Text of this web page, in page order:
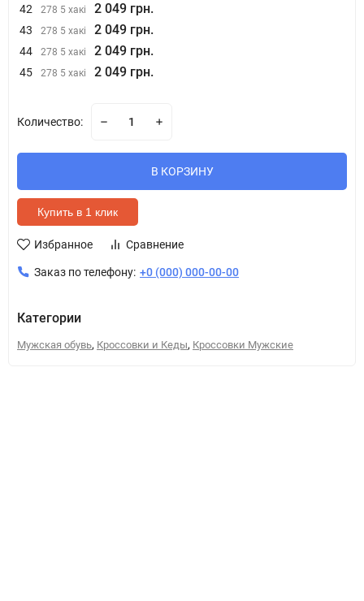
42 278 5 хакі 2 049 грн.
43 278 5 хакі 2 049 грн.
44 278 5 хакі 2 049 грн.
45 278 5 хакі 2 049 грн.
Количество:
В КОРЗИНУ
Купить в 1 клик
Избранное Сравнение
Заказ по телефону: +0 (000) 000-00-00
Категории
Мужская обувь, Кроссовки и Кеды, Кроссовки Мужские